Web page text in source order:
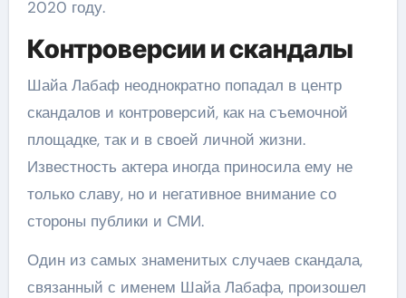
2020 году.
Контроверсии и скандалы
Шайа Лабаф неоднократно попадал в центр
скандалов и контроверсий, как на съемочной
площадке, так и в своей личной жизни.
Известность актера иногда приносила ему не
только славу, но и негативное внимание со
стороны публики и СМИ.
Один из самых знаменитых случаев скандала,
связанный с именем Шайа Лабафа, произошел